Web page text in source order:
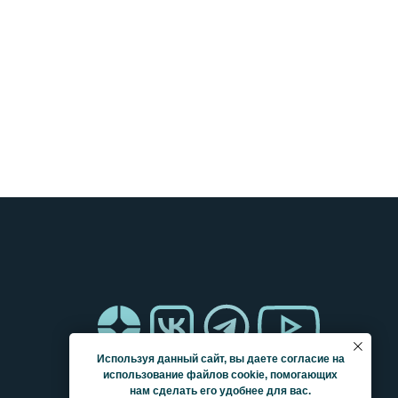
Используя данный сайт, вы даете согласие на
использование файлов cookie, помогающих
нам сделать его удобнее для вас.